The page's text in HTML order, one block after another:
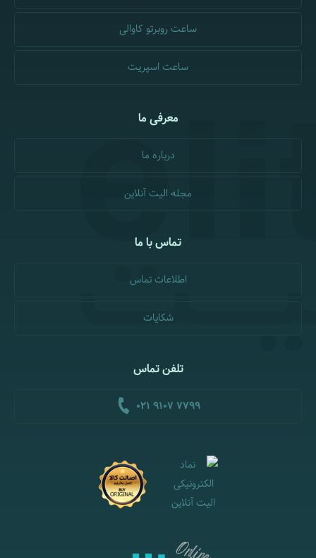
ساعت روبرتو کاوالی
ساعت اسپریت
معرفی ما
درباره ما
مجله الیت آنلاین
تماس با ما
اطلاعات تماس
شکایات
تلفن تماس
021 9107 7799